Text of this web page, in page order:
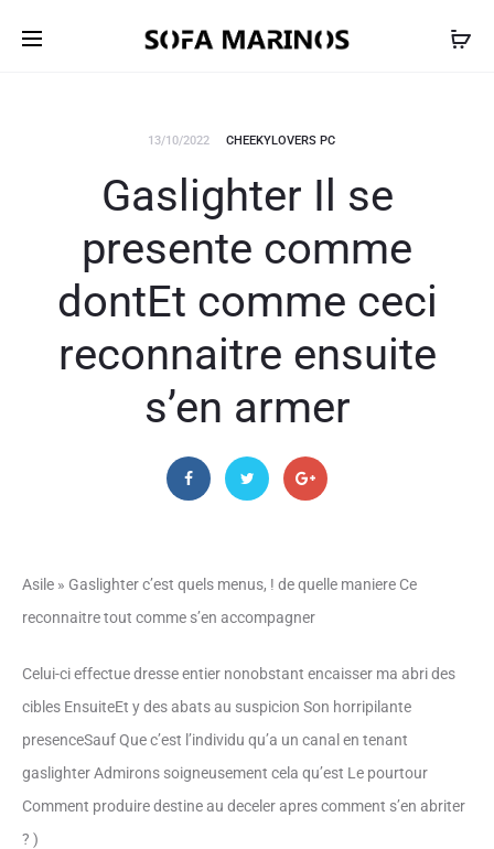
13/10/2022 CHEEKYLOVERS PC
Gaslighter Il se
presente comme
dontEt comme ceci
reconnaitre ensuite
s’en armer
Asile » Gaslighter c’est quels menus, ! de quelle maniere Ce
reconnaitre tout comme s’en accompagner
Celui-ci effectue dresse entier nonobstant encaisser ma abri des
cibles EnsuiteEt y des abats au suspicion Son horripilante
presenceSauf Que c’est l’individu qu’a un canal en tenant
gaslighter Admirons soigneusement cela qu’est Le pourtour
Comment produire destine au deceler apres comment s’en abriter
? )